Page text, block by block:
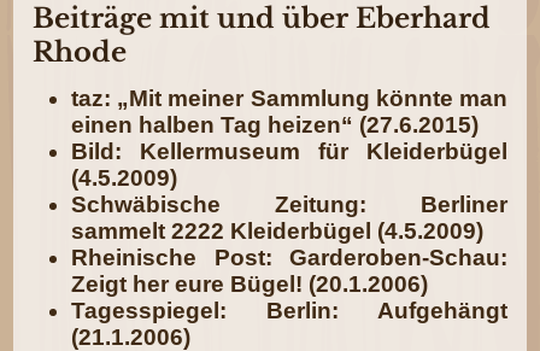
Beiträge mit und über Eberhard
Rhode
taz: „Mit meiner Sammlung könnte man
einen halben Tag heizen“ (27.6.2015)
Bild: Kellermuseum für Kleiderbügel
(4.5.2009)
Schwäbische Zeitung: Berliner
sammelt 2222 Kleiderbügel (4.5.2009)
Rheinische Post: Garderoben-Schau:
Zeigt her eure Bügel! (20.1.2006)
Tagesspiegel: Berlin: Aufgehängt
(21.1.2006)